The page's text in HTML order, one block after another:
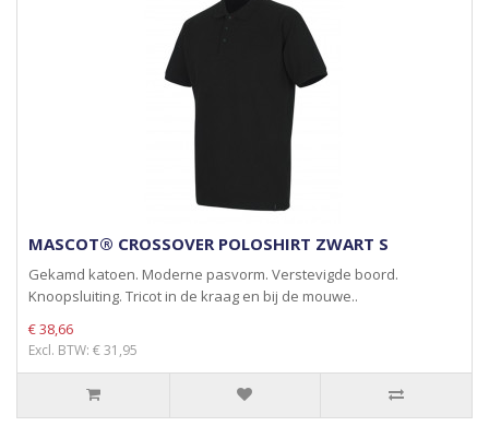
MASCOT® CROSSOVER POLOSHIRT ZWART S
Gekamd katoen. Moderne pasvorm. Verstevigde boord.
Knoopsluiting. Tricot in de kraag en bij de mouwe..
€ 38,66
Excl. BTW: € 31,95